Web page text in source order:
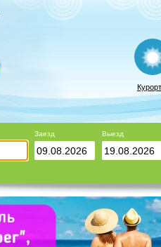
Заезд Выезд